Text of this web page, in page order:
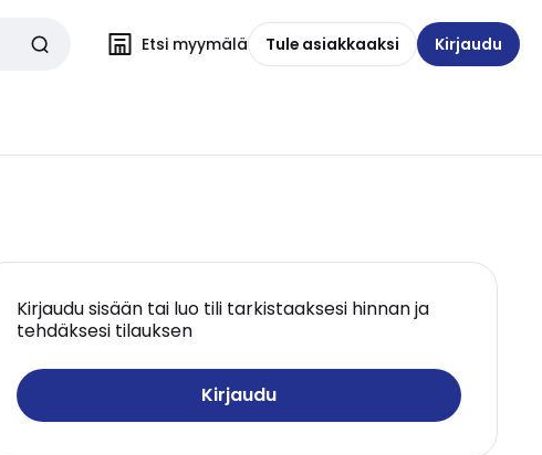
Etsi myymälä Tule asiakkaaksi Kirjaudu
Kirjaudu sisään tai luo tili tarkistaaksesi hinnan ja
tehdäksesi tilauksen
Kirjaudu